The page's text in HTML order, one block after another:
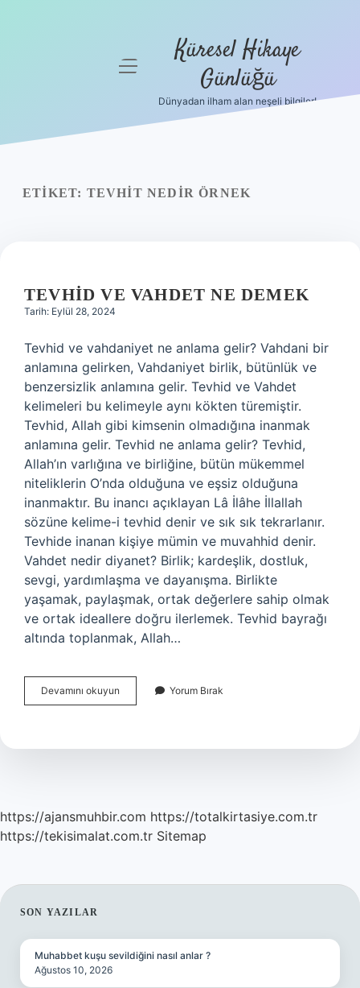
menüyü
Küresel Hikaye
Günlüğü
Dünyadan ilham alan neşeli bilgiler!
ETIKET: TEVHIT NEDIR ÖRNEK
TEVHID VE VAHDET NE DEMEK
Tarih: Eylül 28, 2024
Tevhid ve vahdaniyet ne anlama gelir? Vahdani bir
anlamına gelirken, Vahdaniyet birlik, bütünlük ve
benzersizlik anlamına gelir. Tevhid ve Vahdet
kelimeleri bu kelimeyle aynı kökten türemiştir.
Tevhid, Allah gibi kimsenin olmadığına inanmak
anlamına gelir. Tevhid ne anlama gelir? Tevhid,
Allah’ın varlığına ve birliğine, bütün mükemmel
niteliklerin O’nda olduğuna ve eşsiz olduğuna
inanmaktır. Bu inancı açıklayan Lâ İlâhe İllallah
sözüne kelime-i tevhid denir ve sık sık tekrarlanır.
Tevhide inanan kişiye mümin ve muvahhid denir.
Vahdet nedir diyanet? Birlik; kardeşlik, dostluk,
sevgi, yardımlaşma ve dayanışma. Birlikte
yaşamak, paylaşmak, ortak değerlere sahip olmak
ve ortak ideallere doğru ilerlemek. Tevhid bayrağı
altında toplanmak, Allah…
Devamını okuyun
Ve
Demek
Yorum Bırak
https://ajansmuhbir.com https://totalkirtasiye.com.tr
https://tekisimalat.com.tr Sitemap
SIDEBAR
SON YAZILAR
Muhabbet kuşu sevildiğini nasıl anlar ?
Ağustos 10, 2026